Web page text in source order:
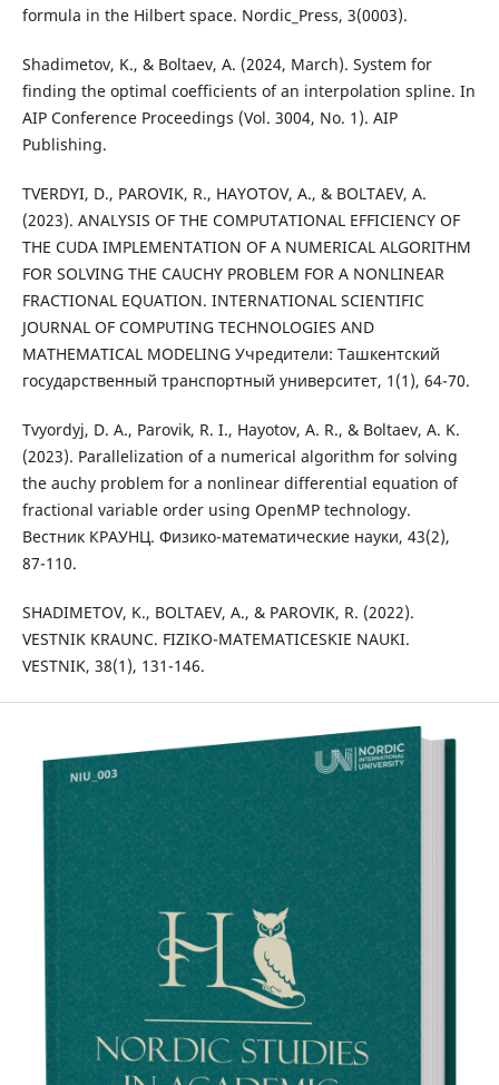
formula in the Hilbert space. Nordic_Press, 3(0003).
Shadimetov, K., & Boltaev, A. (2024, March). System for
finding the optimal coefficients of an interpolation spline. In
AIP Conference Proceedings (Vol. 3004, No. 1). AIP
Publishing.
TVERDYI, D., PAROVIK, R., HAYOTOV, A., & BOLTAEV, A.
(2023). ANALYSIS OF THE COMPUTATIONAL EFFICIENCY OF
THE CUDA IMPLEMENTATION OF A NUMERICAL ALGORITHM
FOR SOLVING THE CAUCHY PROBLEM FOR A NONLINEAR
FRACTIONAL EQUATION. INTERNATIONAL SCIENTIFIC
JOURNAL OF COMPUTING TECHNOLOGIES AND
MATHEMATICAL MODELING Учредители: Ташкентский
государственный транспортный университет, 1(1), 64-70.
Tvyordyj, D. A., Parovik, R. I., Hayotov, A. R., & Boltaev, A. K.
(2023). Parallelization of a numerical algorithm for solving
the auchy problem for a nonlinear differential equation of
fractional variable order using OpenMP technology.
Вестник КРАУНЦ. Физико-математические науки, 43(2),
87-110.
SHADIMETOV, K., BOLTAEV, A., & PAROVIK, R. (2022).
VESTNIK KRAUNC. FIZIKO-MATEMATIСESKIE NAUKI.
VESTNIK, 38(1), 131-146.